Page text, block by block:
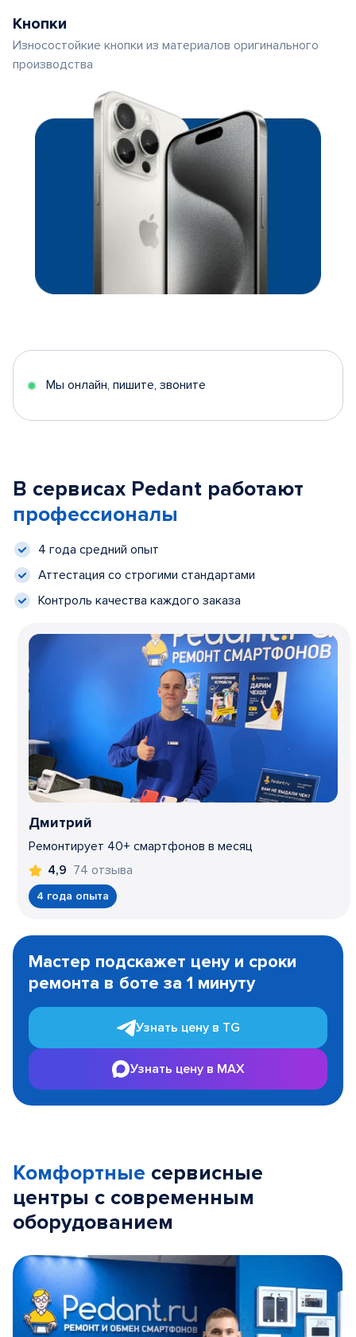
Кнопки
Износостойкие кнопки из материалов оригинального
производства
Мы онлайн, пишите, звоните
В сервисах Pedant работают
профессионалы
4 года средний опыт
Аттестация со строгими стандартами
Контроль качества каждого заказа
Дмитрий
Ремонтирует 40+ смартфонов в месяц
4,9 74 отзыва
4 года опыта
1
Мастер подскажет цену и сроки
ремонта в боте за 1 минуту
Узнать цену в TG
Узнать цену в MAX
Комфортные сервисные
центры с современным
оборудованием